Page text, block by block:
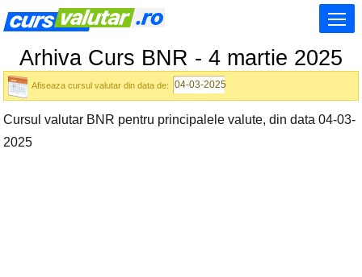
Arhiva Curs BNR - 4 martie 2025
Afiseaza cursul valutar din data de:
Cursul valutar BNR pentru principalele valute, din data 04-03-
2025